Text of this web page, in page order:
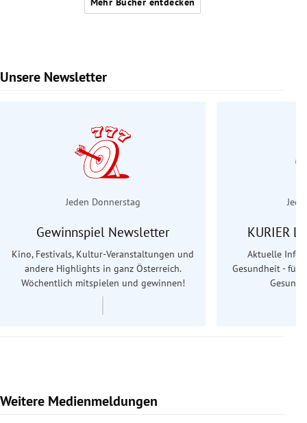
Unsere Newsletter
Slide 1 von 6
Jeden Donnerstag
Gewinnspiel Newsletter
Kino, Festivals, Kultur-Veranstaltungen und
andere Highlights in ganz Österreich.
Wöchentlich mitspielen und gewinnen!
KURIER
Aktuelle
Gesundheit - für
Weitere Medienmeldungen